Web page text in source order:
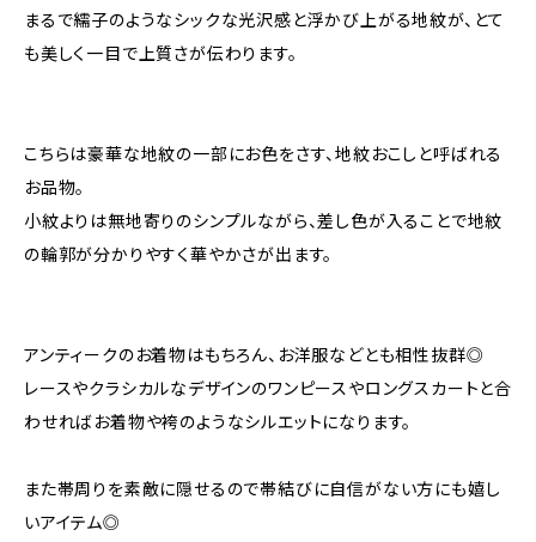
まるで繻子のようなシックな光沢感と浮かび上がる地紋が、とて
も美しく一目で上質さが伝わります。
こちらは豪華な地紋の一部にお色をさす、地紋おこしと呼ばれる
お品物。
小紋よりは無地寄りのシンプルながら、差し色が入ることで地紋
の輪郭が分かりやすく華やかさが出ます。
アンティークのお着物はもちろん、お洋服などとも相性抜群◎
レースやクラシカルなデザインのワンピースやロングスカートと合
わせればお着物や袴のようなシルエットになります。
また帯周りを素敵に隠せるので帯結びに自信がない方にも嬉し
いアイテム◎